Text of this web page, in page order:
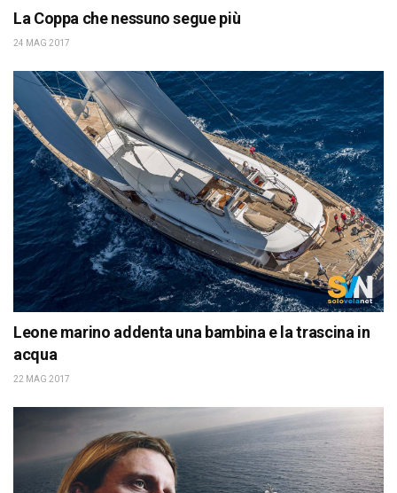
La Coppa che nessuno segue più
24 MAG 2017
Leone marino addenta una bambina e la trascina in
acqua
22 MAG 2017